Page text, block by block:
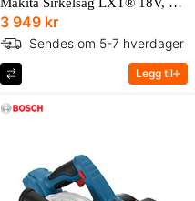
Makita Sirkelsag LXT® 18V, 5 000 min⁻¹, 165 mm
3 949 kr
Sendes om 5-7 hverdager
Legg til